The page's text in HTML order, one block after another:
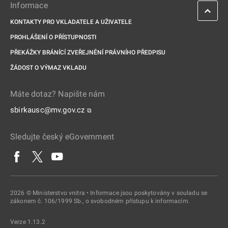
Informace
KONTAKTY PRO VKLADATELE A UŽIVATELE
PROHLÁŠENÍ O PŘÍSTUPNOSTI
PŘEKÁŽKY BRÁNÍCÍ ZVEŘEJNĚNÍ PRÁVNÍHO PŘEDPISU
ŽÁDOST O VÝMAZ VKLADU
Máte dotaz? Napište nám
sbirkausc@mv.gov.cz ⧉
Sledujte český eGovernment
2026 © Ministerstvo vnitra • Informace jsou poskytovány v souladu se
zákonem č. 106/1999 Sb., o svobodném přístupu k informacím.
Verze 1.13.2